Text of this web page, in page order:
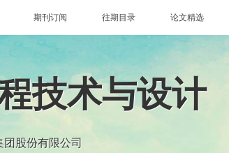
期刊订阅 往期目录 论文精选
技术与设计
股份有限公司